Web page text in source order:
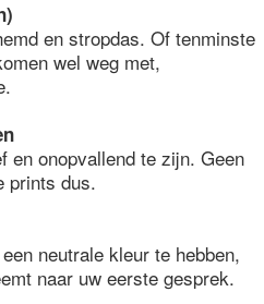
en stropdas. Of tenminste
wel weg met,
en onopvallend te zijn. Geen
prints dus.
neutrale kleur te hebben,
naar uw eerste gesprek.